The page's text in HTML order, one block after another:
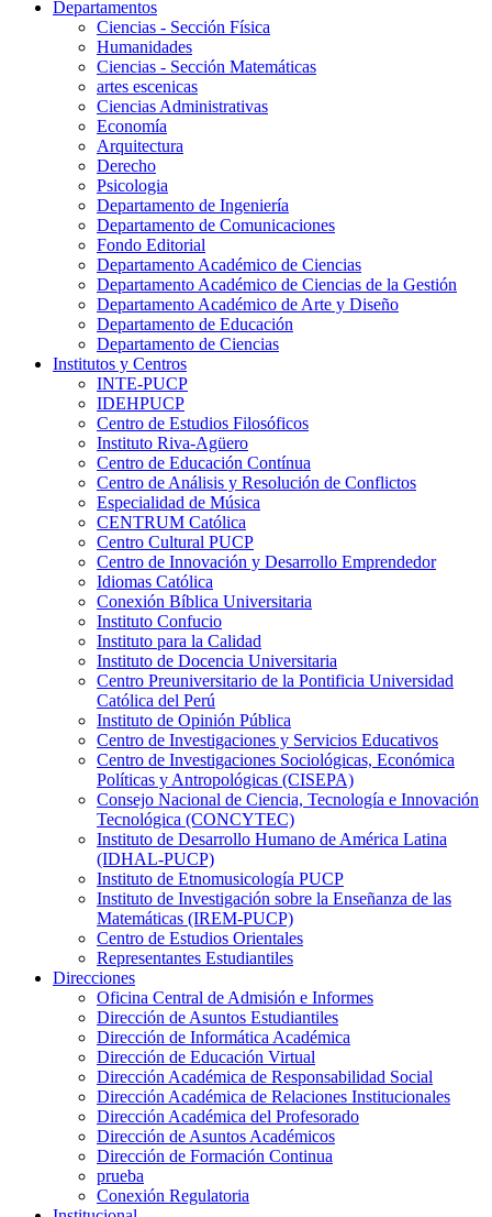
Departamentos
Ciencias - Sección Física
Humanidades
Ciencias - Sección Matemáticas
artes escenicas
Ciencias Administrativas
Economía
Arquitectura
Derecho
Psicologia
Departamento de Ingeniería
Departamento de Comunicaciones
Fondo Editorial
Departamento Académico de Ciencias
Departamento Académico de Ciencias de la Gestión
Departamento Académico de Arte y Diseño
Departamento de Educación
Departamento de Ciencias
Institutos y Centros
INTE-PUCP
IDEHPUCP
Centro de Estudios Filosóficos
Instituto Riva-Agüero
Centro de Educación Contínua
Centro de Análisis y Resolución de Conflictos
Especialidad de Música
CENTRUM Católica
Centro Cultural PUCP
Centro de Innovación y Desarrollo Emprendedor
Idiomas Católica
Conexión Bíblica Universitaria
Instituto Confucio
Instituto para la Calidad
Instituto de Docencia Universitaria
Centro Preuniversitario de la Pontificia Universidad
Católica del Perú
Instituto de Opinión Pública
Centro de Investigaciones y Servicios Educativos
Centro de Investigaciones Sociológicas, Económica
Políticas y Antropológicas (CISEPA)
Consejo Nacional de Ciencia, Tecnología e Innovación
Tecnológica (CONCYTEC)
Instituto de Desarrollo Humano de América Latina
(IDHAL-PUCP)
Instituto de Etnomusicología PUCP
Instituto de Investigación sobre la Enseñanza de las
Matemáticas (IREM-PUCP)
Centro de Estudios Orientales
Representantes Estudiantiles
Direcciones
Oficina Central de Admisión e Informes
Dirección de Asuntos Estudiantiles
Dirección de Informática Académica
Dirección de Educación Virtual
Dirección Académica de Responsabilidad Social
Dirección Académica de Relaciones Institucionales
Dirección Académica del Profesorado
Dirección de Asuntos Académicos
Dirección de Formación Continua
prueba
Conexión Regulatoria